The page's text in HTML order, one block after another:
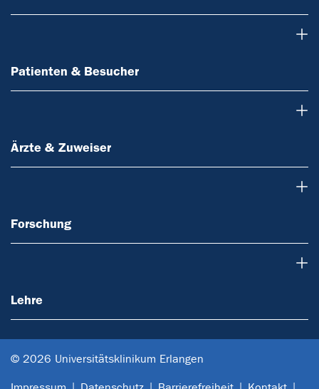
Patienten & Besucher
Ärzte & Zuweiser
Forschung
Lehre
© 2026 Universitätsklinikum Erlangen